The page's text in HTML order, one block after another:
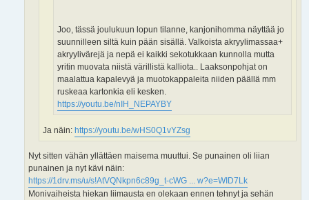
Joo, tässä joulukuun lopun tilanne, kanjonihomma näyttää jo
suunnilleen siltä kuin pään sisällä. Valkoista akryylimassaa+
akryylivärejä ja nepä ei kaikki sekotukkaan kunnolla mutta
yritin muovata niistä värillistä kalliota.. Laaksonpohjat on
maalattua kapalevyä ja muotokappaleita niiden päällä mm
ruskeaa kartonkia eli kesken.
https://youtu.be/nIH_NEPAYBY
Ja näin: https://youtu.be/wHS0Q1vYZsg
Nyt sitten vähän yllättäen maisema muuttui. Se punainen oli liian
punainen ja nyt kävi näin:
https://1drv.ms/u/s!AtVQNkpn6c89g_t-cWG ... w?e=WID7Lk
Monivaiheista hiekan liimausta en olekaan ennen tehnyt ja sehän